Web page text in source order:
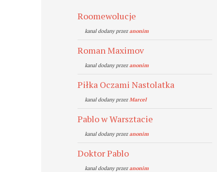
Roomewolucje
kanal dodany przezanonim
Roman Maximov
kanal dodany przezanonim
Piłka Oczami Nastolatka
kanal dodany przezMarcel
Pablo w Warsztacie
kanal dodany przezanonim
Doktor Pablo
kanal dodany przezanonim